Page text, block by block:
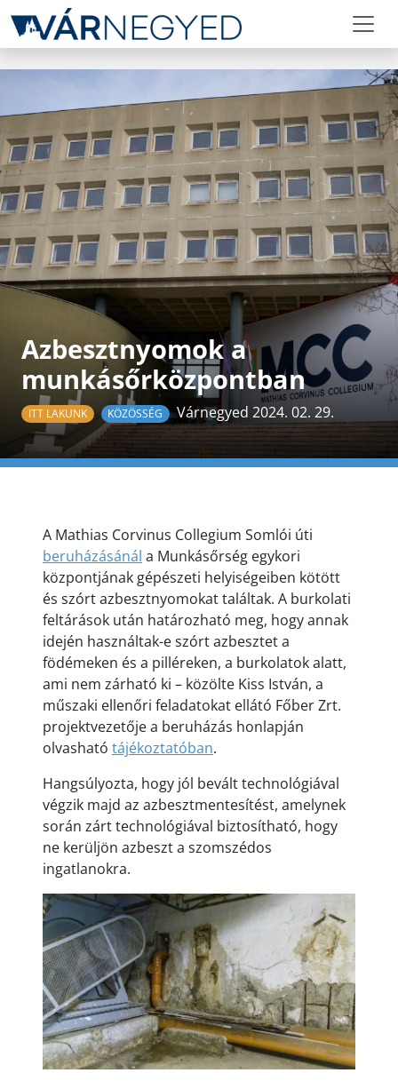
Azbesztnyomok a
munkásőrközpontban
ITT LAKUNK KÖZÖSSÉG Várnegyed 2024. 02. 29.
A Mathias Corvinus Collegium Somlói úti
beruházásánál a Munkásőrség egykori
központjának gépészeti helyiségeiben kötött
és szórt azbesztnyomokat találtak. A burkolati
feltárások után határozható meg, hogy annak
idején használtak-e szórt azbesztet a
födémeken és a pilléreken, a burkolatok alatt,
ami nem zárható ki – közölte Kiss István, a
műszaki ellenőri feladatokat ellátó Főber Zrt.
projektvezetője a beruházás honlapján
olvasható tájékoztatóban.
Hangsúlyozta, hogy jól bevált technológiával
végzik majd az azbesztmentesítést, amelynek
során zárt technológiával biztosítható, hogy
ne kerüljön azbeszt a szomszédos
ingatlanokra.